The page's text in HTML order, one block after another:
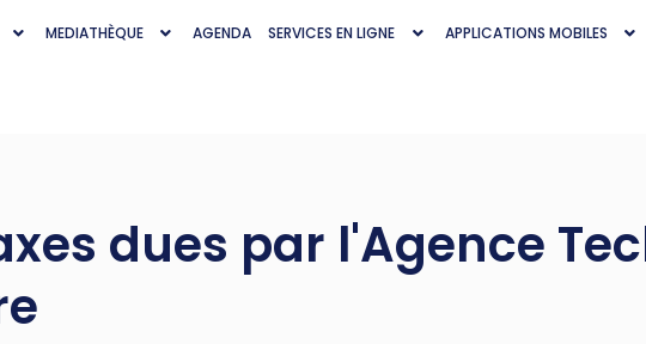
MEDIATHÈQUE AGENDA SERVICES EN LIGNE APPLICATIONS MOBILES
dues par l'Agence